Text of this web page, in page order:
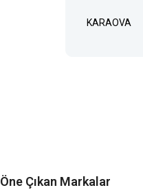
KARAOVA
Öne Çıkan Markalar